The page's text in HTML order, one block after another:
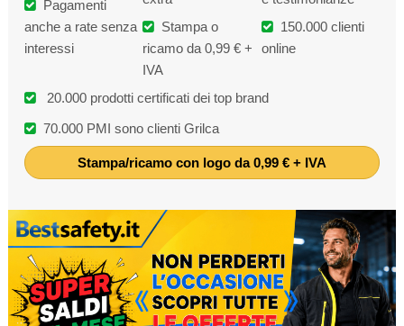
Pagamenti
anche a rate senza
interessi
Stampa o
ricamo da 0,99 € +
IVA
150.000 clienti
online
20.000 prodotti certificati dei top brand
70.000 PMI sono clienti Grilca
Stampa/ricamo con logo da 0,99 € + IVA